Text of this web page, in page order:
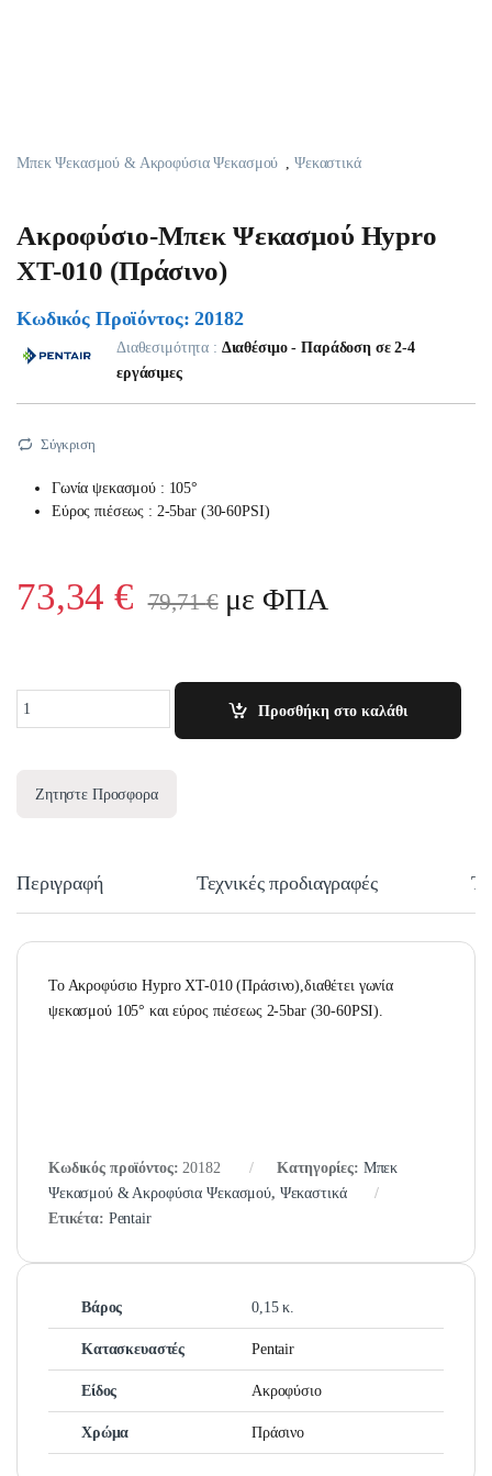
Μπεκ Ψεκασμού & Ακροφύσια Ψεκασμού Ψεκαστικά
Ακροφύσιο-Μπεκ Ψεκασμού Hypro
XT-010 (Πράσινο)
Κωδικός Προϊόντος: 20182
Διαθεσιμότητα : Διαθέσιμο - Παράδοση σε 2-4
εργάσιμες
Σύγκριση
Γωνία ψεκασμού : 105°
Εύρος πιέσεως : 2-5bar (30-60PSI)
73,34€ 79,71€με ΦΠΑ
Προσθήκη στο καλάθι
Ζητηστε Προσφορα
Περιγραφή Τεχνικές προδιαγραφές
Το Ακροφύσιο Hypro XT-010 (Πράσινο),διαθέτει γωνία
ψεκασμού 105° και εύρος πιέσεως 2-5bar (30-60PSI).
Κωδικός προϊόντος:20182 Κατηγορίες: Μπεκ
Ψεκασμού & Ακροφύσια Ψεκασμού, Ψεκαστικά
Ετικέτα: Pentair
Βάρος 0,15 κ.
Κατασκευαστές Pentair
Είδος Ακροφύσιο
Χρώμα Πράσινο